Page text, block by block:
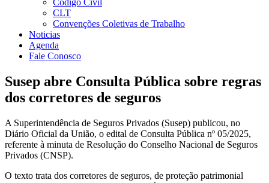
Código Civil
CLT
Convenções Coletivas de Trabalho
Noticias
Agenda
Fale Conosco
Susep abre Consulta Pública sobre regras
dos corretores de seguros
A Superintendência de Seguros Privados (Susep) publicou, no
Diário Oficial da União, o edital de Consulta Pública nº 05/2025,
referente à minuta de Resolução do Conselho Nacional de Seguros
Privados (CNSP).
O texto trata dos corretores de seguros, de proteção patrimonial